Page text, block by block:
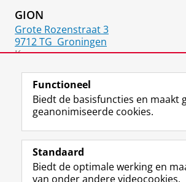
GION
Grote Rozenstraat 3
9712 TG Groningen
Kamer:
Volg de RUG
F
a
e
L
i
k
R
S
-
Studiekiezers
Functioneel
Biedt de basisfuncties en maakt
geanonimiseerde cookies.
Standaard
Biedt de optimale werking en
van onder andere videocookies.